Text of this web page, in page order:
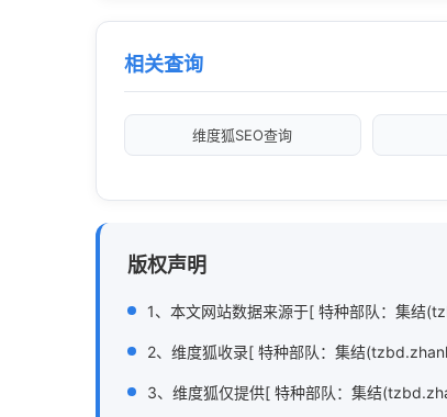
相关查询
维度狐SEO查询
版权声明
1、本文网站数据来源于[ 特种部队：集结
2、维度狐收录[ 特种部队：集结
3、维度狐仅提供[ 特种部队：集结